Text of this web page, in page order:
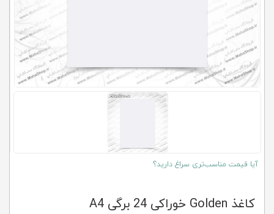
آیا قیمت مناسب‌تری سراغ دارید؟
کاغذ Golden خوراکی 24 برگی A4